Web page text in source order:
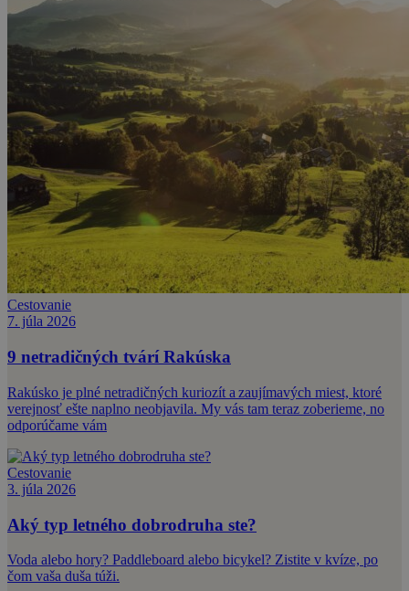
Cestovanie
7. júla 2026
9 netradičných tvárí Rakúska
Rakúsko je plné netradičných kuriozít a zaujímavých miest, ktoré
verejnosť ešte naplno neobjavila. My vás tam teraz zoberieme, no
odporúčame vám
Cestovanie
3. júla 2026
Aký typ letného dobrodruha ste?
Voda alebo hory? Paddleboard alebo bicykel? Zistite v kvíze, po
čom vaša duša túži.